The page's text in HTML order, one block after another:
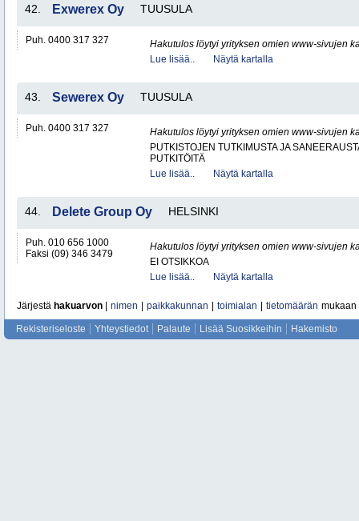
42. Exwerex Oy TUUSULA
Puh. 0400 317 327
Hakutulos löytyi yrityksen omien www-sivujen
Lue lisää..
Näytä kartalla
43. Sewerex Oy TUUSULA
Puh. 0400 317 327
Hakutulos löytyi yrityksen omien www-sivujen
PUTKISTOJEN TUTKIMUSTA JA
PUTKITÖITÄ
Lue lisää..
Näytä kartalla
44. Delete Group Oy HELSINKI
Puh. 010 656 1000
Faksi (09) 346 3479
Hakutulos löytyi yrityksen omien www-sivujen
EI OTSIKKOA
Lue lisää..
Näytä kartalla
Järjestä hakuarvon nimen paikkakunnan toimialan tietomäärän mukaan
Rekisteriseloste Yhteystiedot Palaute Lisää Suosikkeihin Hakemisto